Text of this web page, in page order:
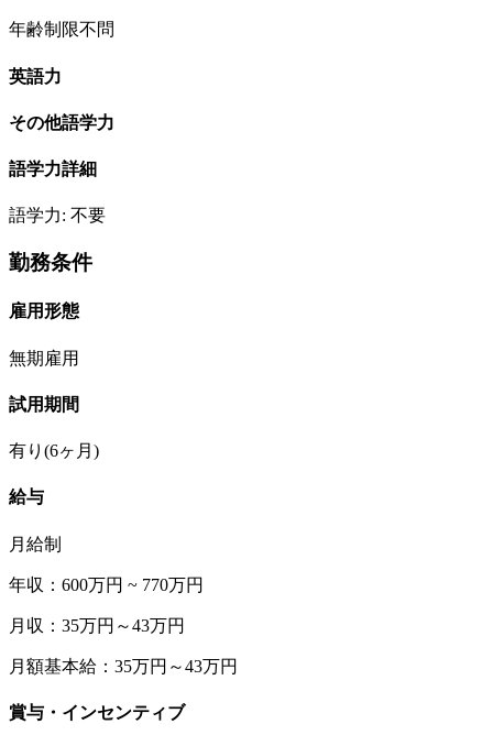
年齢制限不問
英語力
その他語学力
語学力詳細
語学力: 不要
勤務条件
雇用形態
無期雇用
試用期間
有り(6ヶ月)
給与
月給制
年収：600万円 ~ 770万円
月収：35万円～43万円
月額基本給：35万円～43万円
賞与・インセンティブ